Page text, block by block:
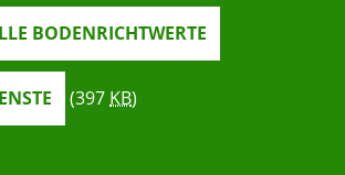
BODENRICHTWERTE
(397 KB)